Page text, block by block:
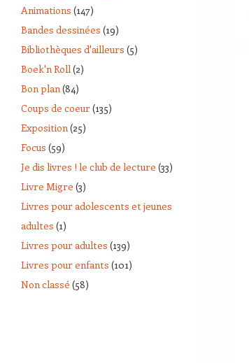
Animations (147)
Bandes dessinées (19)
Bibliothèques d'ailleurs (5)
Boek'n Roll(2)
Bon plan(84)
Coups de coeur(135)
Exposition(25)
Focus (59)
Je dis livres ! le club de lecture (33)
Livre Migre (3)
Livres pour adolescents et jeunes
adultes (1)
Livres pour adultes (139)
Livres pour enfants (101)
Non classé (58)